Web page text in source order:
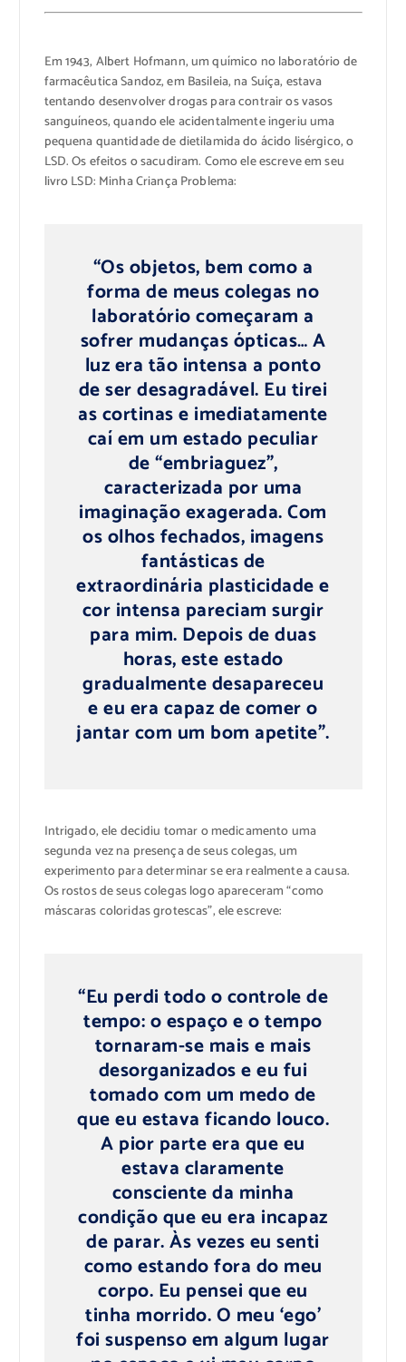
Em 1943, Albert Hofmann, um químico no laboratório de
farmacêutica Sandoz, em Basileia, na Suíça, estava
tentando desenvolver drogas para contrair os vasos
sanguíneos, quando ele acidentalmente ingeriu uma
pequena quantidade de dietilamida do ácido lisérgico, o
LSD. Os efeitos o sacudiram. Como ele escreve em seu
livro LSD: Minha Criança Problema:
“Os objetos, bem como a
forma de meus colegas no
laboratório começaram a
sofrer mudanças ópticas… A
luz era tão intensa a ponto
de ser desagradável. Eu tirei
as cortinas e imediatamente
caí em um estado peculiar
de “embriaguez”,
caracterizada por uma
imaginação exagerada. Com
os olhos fechados, imagens
fantásticas de
extraordinária plasticidade e
cor intensa pareciam surgir
para mim. Depois de duas
horas, este estado
gradualmente desapareceu
e eu era capaz de comer o
jantar com um bom apetite”.
Intrigado, ele decidiu tomar o medicamento uma
segunda vez na presença de seus colegas, um
experimento para determinar se era realmente a causa.
Os rostos de seus colegas logo apareceram “como
máscaras coloridas grotescas”, ele escreve:
“Eu perdi todo o controle de
tempo: o espaço e o tempo
tornaram-se mais e mais
desorganizados e eu fui
tomado com um medo de
que eu estava ficando louco.
A pior parte era que eu
estava claramente
consciente da minha
condição que eu era incapaz
de parar. Às vezes eu senti
como estando fora do meu
corpo. Eu pensei que eu
tinha morrido. O meu ‘ego’
foi suspenso em algum lugar